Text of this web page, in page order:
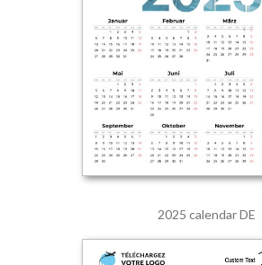
2025 calendar DE